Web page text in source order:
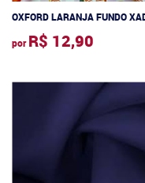
OXFORD LARANJA FUNDO
por R$ 12,90